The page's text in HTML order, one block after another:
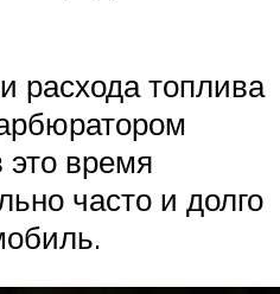
расхода топлива
это время
часто и долго